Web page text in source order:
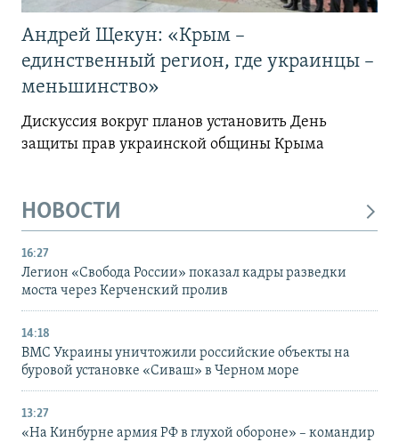
Андрей Щекун: «Крым –
единственный регион, где украинцы –
меньшинство»
Дискуссия вокруг планов установить День
защиты прав украинской общины Крыма
НОВОСТИ
16:27
Легион «Свобода России» показал кадры разведки
моста через Керченский пролив
14:18
ВМС Украины уничтожили российские объекты на
буровой установке «Сиваш» в Черном море
13:27
«На Кинбурне армия РФ в глухой обороне» – командир